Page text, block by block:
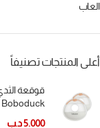
العاب
أعلى المنتجات تصنيفاً
قوقعة
Boboduck
5.000د.ب